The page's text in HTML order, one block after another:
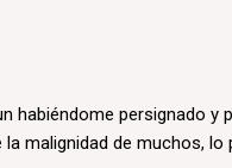
habiéndome persignado y
malignidad de muchos, lo